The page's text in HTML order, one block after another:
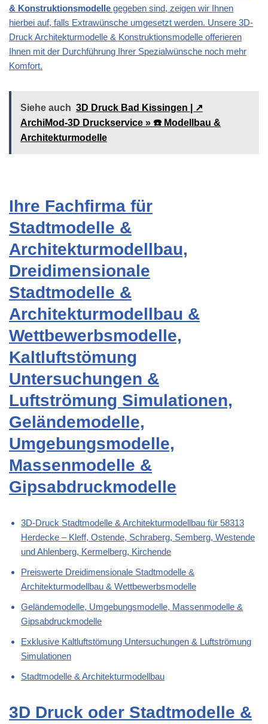
& Konstruktionsmodelle gegeben sind, zeigen wir Ihnen
hierbei auf, falls Extrawünsche umgesetzt werden. Unsere 3D-
Druck Architekturmodelle & Konstruktionsmodelle offerieren
Ihnen mit der Durchführung Ihrer Spezialwünsche noch mehr
Komfort.
Siehe auch 3D Druck Bad Kissingen | ↗️
ArchiMod-3D Druckservice » ☎️ Modellbau &
Architekturmodelle
Ihre Fachfirma für
Stadtmodelle &
Architekturmodellbau,
Dreidimensionale
Stadtmodelle &
Architekturmodellbau &
Wettbewerbsmodelle,
Kaltluftstömung
Untersuchungen &
Luftströmung Simulationen,
Geländemodelle,
Umgebungsmodelle,
Massenmodelle &
Gipsabdruckmodelle
3D-Druck Stadtmodelle & Architekturmodellbau für 58313
Herdecke – Kleff, Ostende, Schraberg, Semberg, Westende
und Ahlenberg, Kermelberg, Kirchende
Preiswerte Dreidimensionale Stadtmodelle &
Architekturmodellbau & Wettbewerbsmodelle
Geländemodelle, Umgebungsmodelle, Massenmodelle &
Gipsabdruckmodelle
Exklusive Kaltluftstömung Untersuchungen & Luftströmung
Simulationen
Stadtmodelle & Architekturmodellbau
3D Druck oder Stadtmodelle &